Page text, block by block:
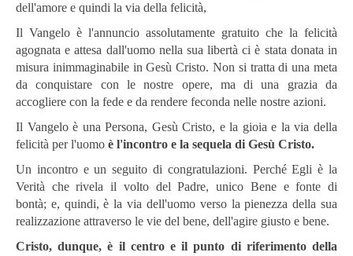
dell'amore e quindi la via della felicità,
Il Vangelo è l'annuncio assolutamente gratuito che la felicità
agognata e attesa dall'uomo nella sua libertà ci è stata donata in
misura inimmaginabile in Gesù Cristo. Non si tratta di una meta
da conquistare con le nostre opere, ma di una grazia da
accogliere con la fede e da rendere feconda nelle nostre azioni.
Il Vangelo è una Persona, Gesù Cristo, e la gioia e la via della
felicità per l'uomo è l'incontro e la sequela di Gesù Cristo.
Un incontro e un seguito di congratulazioni. Perché Egli è la
Verità che rivela il volto del Padre, unico Bene e fonte di
bontà; e, quindi, è la via dell'uomo verso la pienezza della sua
realizzazione attraverso le vie del bene, dell'agire giusto e bene.
Cristo, dunque, è il centro e il punto di riferimento della